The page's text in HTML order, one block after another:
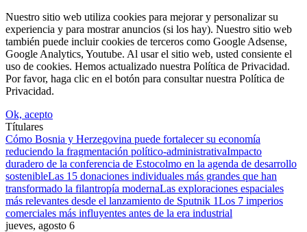
Nuestro sitio web utiliza cookies para mejorar y personalizar su
experiencia y para mostrar anuncios (si los hay). Nuestro sitio web
también puede incluir cookies de terceros como Google Adsense,
Google Analytics, Youtube. Al usar el sitio web, usted consiente el
uso de cookies. Hemos actualizado nuestra Política de Privacidad.
Por favor, haga clic en el botón para consultar nuestra Política de
Privacidad.
Ok, acepto
Títulares
Cómo Bosnia y Herzegovina puede fortalecer su economía
reduciendo la fragmentación político-administrativaImpacto
duradero de la conferencia de Estocolmo en la agenda de desarrollo
sostenibleLas 15 donaciones individuales más grandes que han
transformado la filantropía modernaLas exploraciones espaciales
más relevantes desde el lanzamiento de Sputnik 1Los 7 imperios
comerciales más influyentes antes de la era industrial
jueves, agosto 6